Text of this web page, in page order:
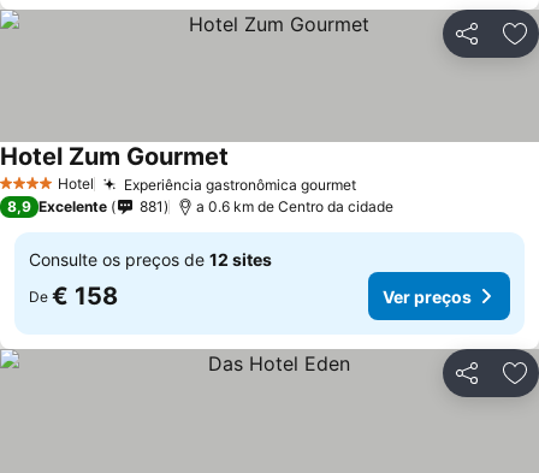
Partilhar
4 EstrelasHotel Experiência gastronômica gourmetVer preços
Hotel Zum Gourmet
8,9 Excelente 881 a 0.6 km de Centro da cidade
Consulte os preços de 12 sites
De € 158 Ver preços
Partilhar